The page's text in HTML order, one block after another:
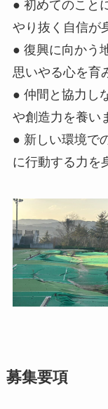
● 初めてのこと
やり抜く自信が
● 復興に向かう
思いやる心を育
● 仲間と協力し
や創造力を養い
● 新しい環境で
に行動する力を
募集要項